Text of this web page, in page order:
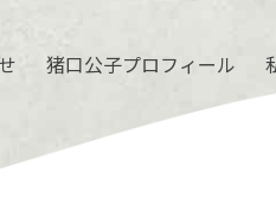
猪口公子プロフィール